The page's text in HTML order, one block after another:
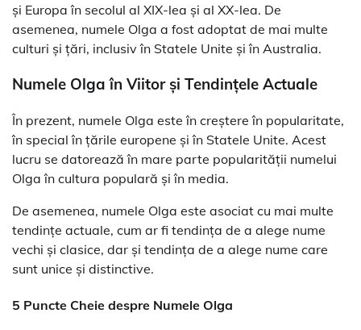
și Europa în secolul al XIX-lea și al XX-lea. De
asemenea, numele Olga a fost adoptat de mai multe
culturi și țări, inclusiv în Statele Unite și în Australia.
Numele Olga în Viitor și Tendințele Actuale
În prezent, numele Olga este în creștere în popularitate,
în special în țările europene și în Statele Unite. Acest
lucru se datorează în mare parte popularității numelui
Olga în cultura populară și în media.
De asemenea, numele Olga este asociat cu mai multe
tendințe actuale, cum ar fi tendința de a alege nume
vechi și clasice, dar și tendința de a alege nume care
sunt unice și distinctive.
5 Puncte Cheie despre Numele Olga